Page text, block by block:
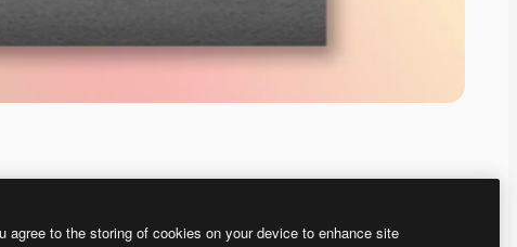
agree to the storing of cookies on your device to enhance site